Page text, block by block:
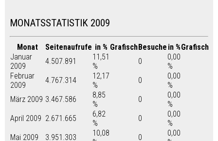
MONATSSTATISTIK 2009
Monat Seitenaufrufe in % GrafischBesuche in %Grafisch
Januar
2009
4.507.891
11,51
%
0
0,00
%
Februar
2009
4.767.314
12,17
%
0
0,00
%
März 2009 3.467.586
8,85
%
0
0,00
%
April 2009 2.671.665
6,82
%
0
0,00
%
Mai 2009
3.951.303
10,08
0
0,00